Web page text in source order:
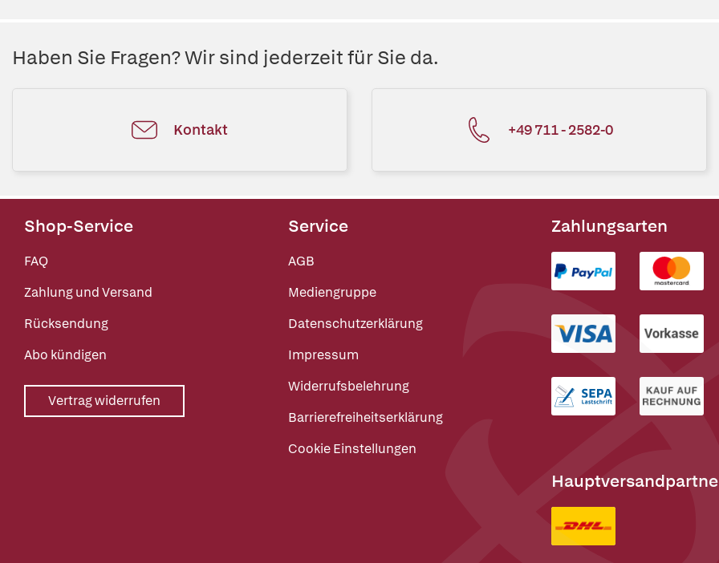
Haben Sie Fragen? Wir sind jederzeit für Sie da.
Kontakt +49 711 - 2582-0
Shop-Service
FAQ
Zahlung und Versand
Rücksendung
Abo kündigen
Vertrag widerrufen
Service
AGB
Mediengruppe
Datenschutzerklärung
Impressum
Widerrufsbelehrung
Barrierefreiheitserklärung
Cookie Einstellungen
Zahlungsarten